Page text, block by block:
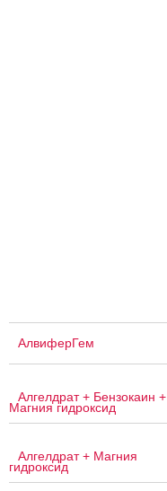
АлвиферГем
Алгелдрат + Бензокаин +
Магния гидроксид
Алгелдрат + Магния
гидроксид